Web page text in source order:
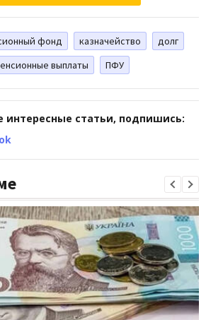
фонд казначейство
долг
выплаты ПФУ
интересные статьи, подпишись: